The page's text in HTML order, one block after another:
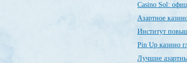
Casino Sol:
Азартное
Институт
Pin Up казино
Лучшие